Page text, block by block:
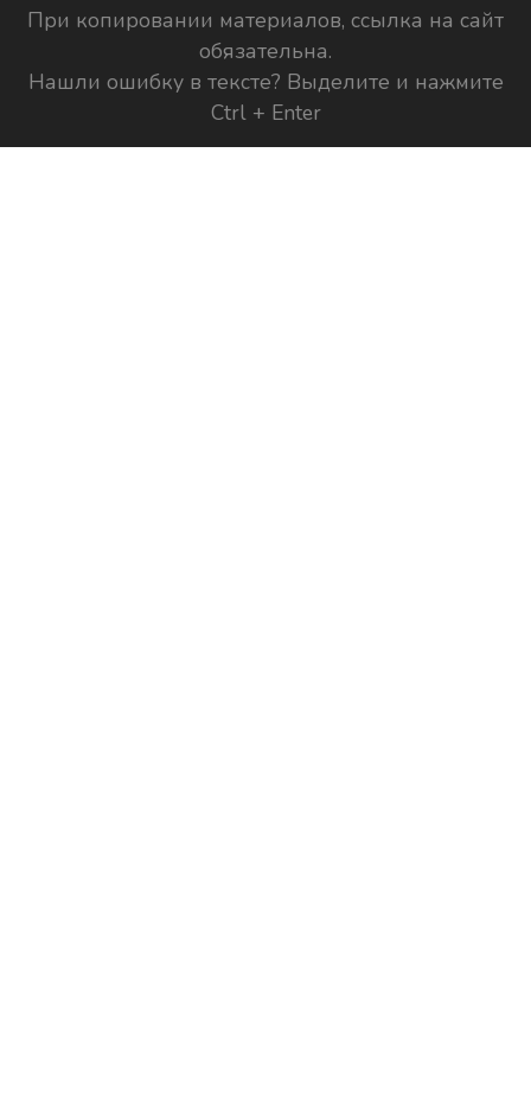
При копировании материалов, ссылка на сайт
обязательна.
Нашли ошибку в тексте? Выделите и нажмите
Ctrl + Enter